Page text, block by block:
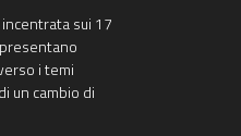
sui 17
i temi
un cambio di